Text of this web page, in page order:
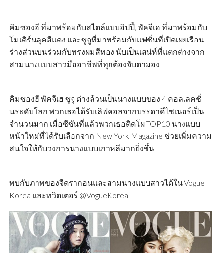
คิมซองฮี ที่มาพร้อมกับสไตล์แบบฮิปปี้, พัคจีเฮ ที่มาพร้อมกับ
โมเดิร์นลุคสีแดง และซูจูที่มาพร้อมกับแฟชั่นที่เปิดเผยเรือน
ร่างส่วนบนร่วมกับทรงผมสีทอง นับเป็นเสน่ห์ที่แตกต่างจาก
สามนางแบบสาวมืออาชีพที่ทุกต้องจับตามอง
คิมซองฮี พัคจีเฮ ซูจู ต่างล้วนเป็นนางแบบของ 4 คอลเลคชั่
นระดับโลก พวกเธอได้รับเลิฟคอลจากบรรดาดีไซเนอร์เป็น
จำนวนมาก เมื่อซีซันที่แล้วพวกเธอติดโผ TOP10 นางแบบ
หน้าใหม่ที่ได้รับเลือกจาก New York Magazine ช่วยเพิ่มความ
สนใจให้กับวงการนางแบบเกาหลีมากยิ่งขึ้น
พบกับภาพของจีดรากอนและสามนางแบบสาวได้ใน Vogue
Korea และทวิตเตอร์ @VogueKorea